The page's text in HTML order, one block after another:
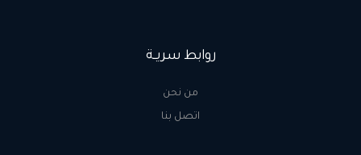
روابط سريــة
من نحن
اتصل بنا